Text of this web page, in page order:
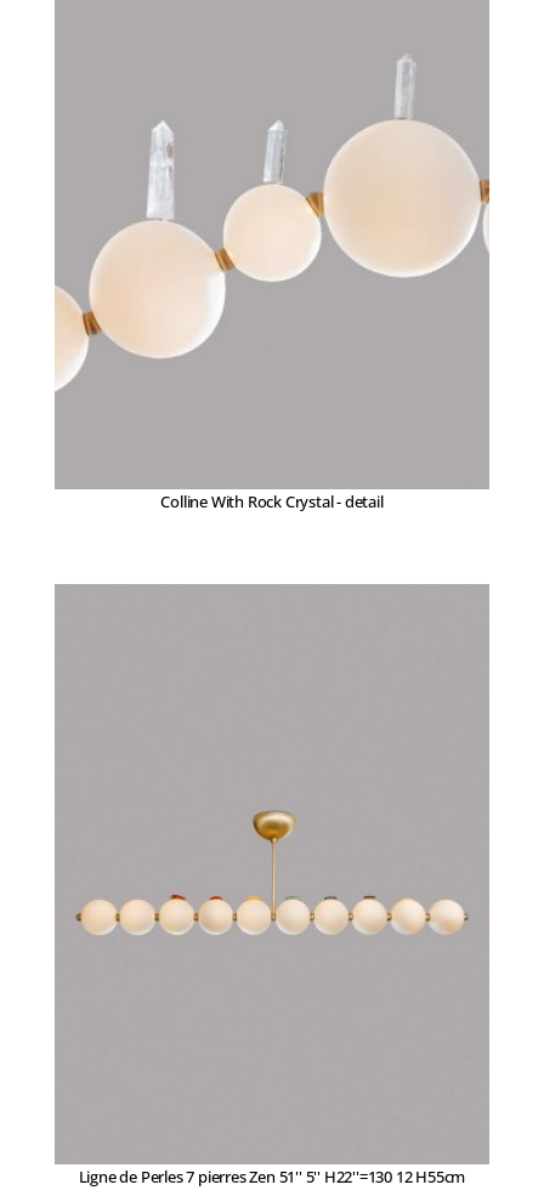
Colline With Rock Crystal - detail
Ligne de Perles 7 pierres Zen 51'' 5'' H22''=130 12 H55cm